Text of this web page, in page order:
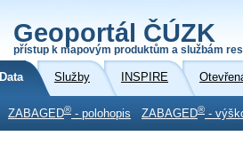
Geoportál ČÚZK
přístup k mapovým produktům a službám
Data Služby INSPIRE
ZABAGED® - polohopis ZABAGED® -